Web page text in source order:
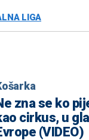
LIGA
zna se ko
cirkus, u
(VIDEO)